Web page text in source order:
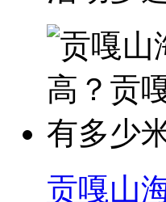
贡嘎山